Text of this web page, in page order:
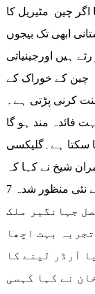
اگر چین مٹیریل کا
ابھی تک بیجوں
ہیں اورجینیاتی
۔ چین کے خوراک کے
کرنی پڑتی ہے۔
فائدہ مند ہو گا
سکتا ہے۔گلیکسی
شیخ نے کہا کہ
واپرو چین کو چاول برآمد کرنے کے لیے نئی منظور شدہ 7
جہانگیر ملک
بہت اچھا
آرڈر لینے کا
نے کہا کہسی